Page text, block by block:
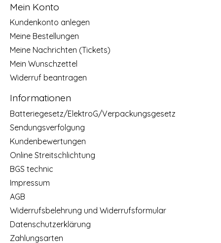
Mein Konto
Kundenkonto anlegen
Meine Bestellungen
Meine Nachrichten (Tickets)
Mein Wunschzettel
Widerruf beantragen
Informationen
Batteriegesetz/ElektroG/Verpackungsgesetz
Sendungsverfolgung
Kundenbewertungen
Online Streitschlichtung
BGS technic
Impressum
AGB
Widerrufsbelehrung und Widerrufsformular
Datenschutzerklärung
Zahlungsarten